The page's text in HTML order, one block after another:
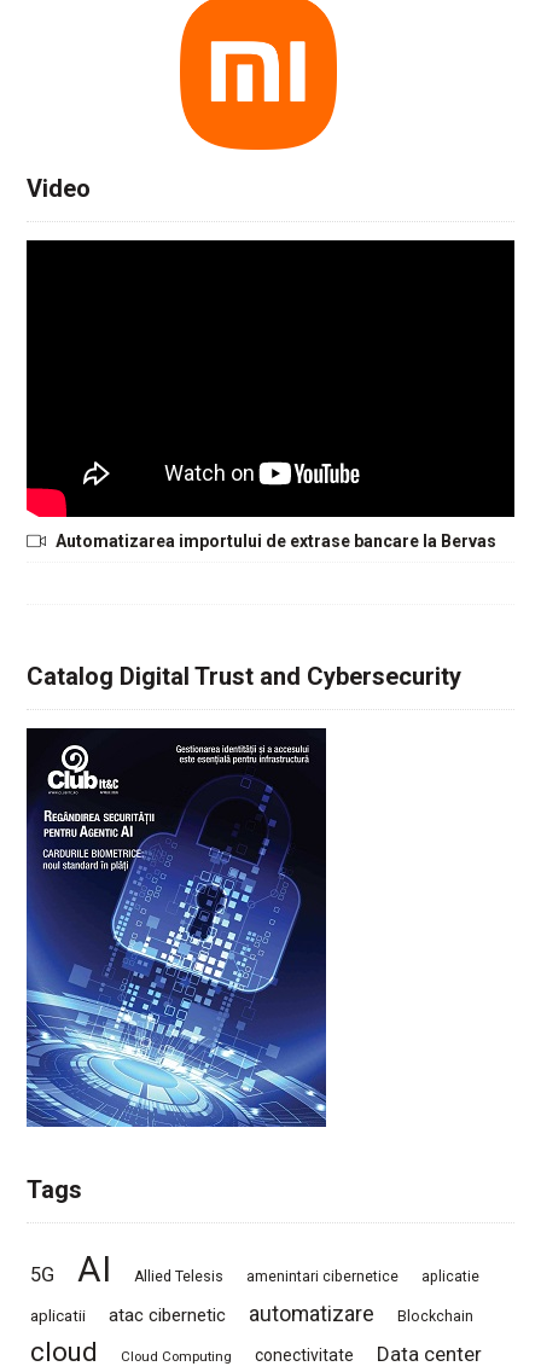
Video
Automatizarea importului de extrase bancare la Bervas
Catalog Digital Trust and Cybersecurity
Tags
5G AI Allied Telesis amenintari cibernetice aplicatie
aplicatii atac cibernetic automatizare Blockchain
cloud Cloud Computing conectivitate Data center